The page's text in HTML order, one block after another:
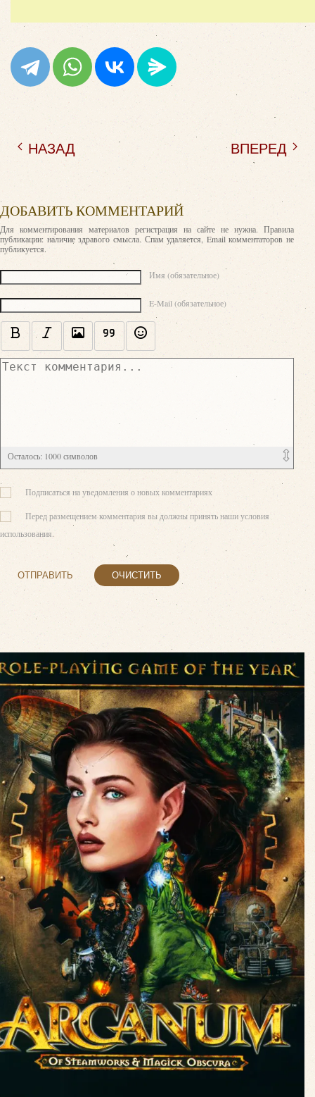
НАЗАД ВПЕРЕД
ДОБАВИТЬ КОММЕНТАРИЙ
Для комментирования материалов регистрация на сайте не нужна. Правила
публикации: наличие здравого смысла. Спам удаляется, Email комментаторов не
публикуется.
Имя (обязательное)
E-Mail (обязательное)
Текст комментария
Осталось: 1000символов
Подписаться на уведомления о новых комментариях
Перед размещением комментария вы должны принять наши условия
использования.
ОТПРАВИТЬ ОЧИСТИТЬ